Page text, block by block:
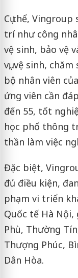
Cụ thể,
trí như công
vệ sinh, bảo vệ
vụ, vệ sinh,
bộ nhân viên
ứng viên cần
đến 55, tốt
học phổ thông
thần làm việc
Đặc biệt,
đủ điều kiện,
phạm vi triển
Quốc tế Hà
Phù, Thường
Thượng Phúc,
Dân Hòa.